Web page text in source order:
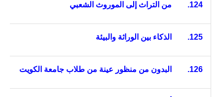
124. من التراث إلى الموروث الشعبي
125. الذكاء بين الوراثة والبيئة
126. البدون من منظور عينة من طلاب جامعة الكويت